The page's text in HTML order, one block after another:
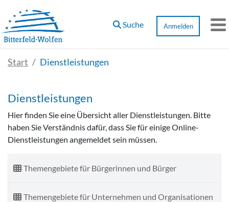
Zum Hauptinhalt springen
Suche
Anmelden
Start Dienstleistungen
Dienstleistungen
Hier finden Sie eine Übersicht aller Dienstleistungen. Bitte
haben Sie Verständnis dafür, dass Sie für einige Online-
Dienstleistungen angemeldet sein müssen.
Themengebiete für Bürgerinnen und Bürger
Themengebiete für Unternehmen und Organisationen